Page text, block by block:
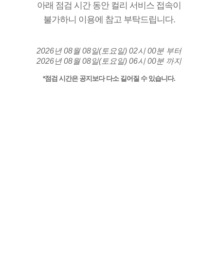
아래 점검 시간 동안 컬리 서비스 접속이
불가하니 이용에 참고 부탁드립니다.
2026년 08월 08일(토요일) 02시 00분 부터
2026년 08월 08일(토요일) 06시 00분 까지
*점검 시간은 공지보다 다소 길어질 수 있습니다.